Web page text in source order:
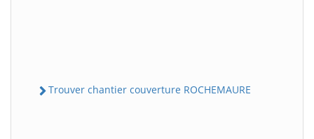
Trouver chantier couverture ROCHEMAURE